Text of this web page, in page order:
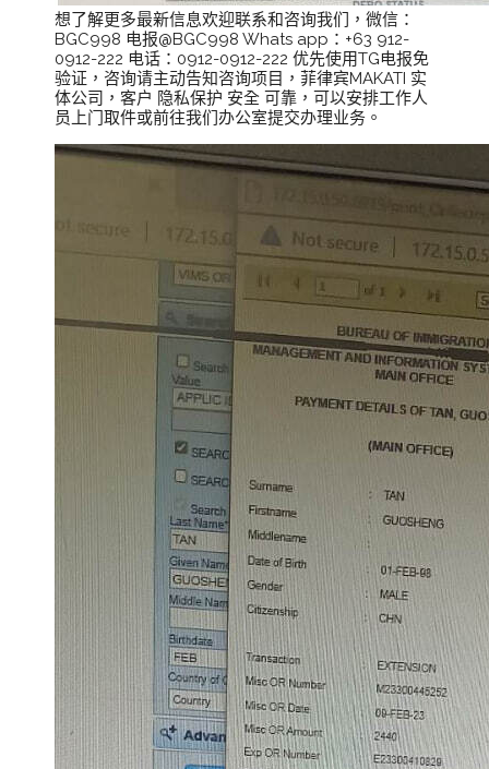
想了解更多最新信息欢迎联系和咨询我们，微信：
BGC998 电报@BGC998 Whats app：+63 912-
0912-222 电话：0912-0912-222 优先使用TG电报免
验证，咨询请主动告知咨询项目，菲律宾MAKATI 实
体公司，客户 隐私保护 安全 可靠，可以安排工作人
员上门取件或前往我们办公室提交办理业务。